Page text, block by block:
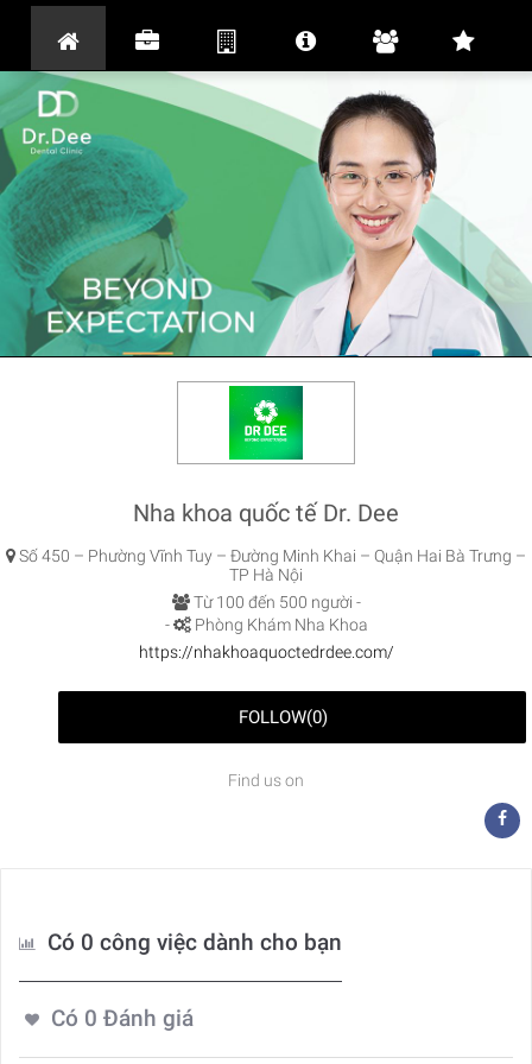
Nha khoa quốc tế Dr. Dee
Số 450 – Phường Vĩnh Tuy – Đường Minh Khai – Quận Hai Bà Trưng –
TP Hà Nội
Từ 100 đến 500 người -
-
Phòng Khám Nha Khoa
https://nhakhoaquoctedrdee.com/
FOLLOW(0)
Find us on
Có 0 công việc dành cho bạn
Có 0 Đánh giá